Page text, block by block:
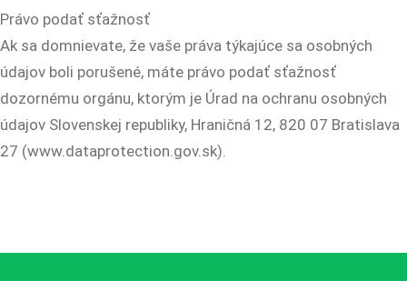
Právo podať sťažnosť
Ak sa domnievate, že vaše práva týkajúce sa osobných
údajov boli porušené, máte právo podať sťažnosť
dozornému orgánu, ktorým je Úrad na ochranu osobných
údajov Slovenskej republiky, Hraničná 12, 820 07 Bratislava
27 (www.dataprotection.gov.sk).